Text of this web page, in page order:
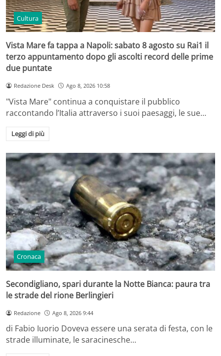
Cultura
Vista Mare fa tappa a Napoli: sabato 8 agosto su Rai1 il
terzo appuntamento dopo gli ascolti record delle prime
due puntate
Redazione Desk Ago 8, 2026 10:58
"Vista Mare" continua a conquistare il pubblico
raccontando l’Italia attraverso i suoi paesaggi, le sue…
Leggi di più
Cronaca
Secondigliano, spari durante la Notte Bianca: paura tra
le strade del rione Berlingieri
Redazione Ago 8, 2026 9:44
di Fabio Iuorio Doveva essere una serata di festa, con le
strade illuminate, le saracinesche…